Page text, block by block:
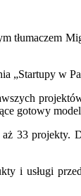
tłumaczem
w
gotowy
33
i usługi